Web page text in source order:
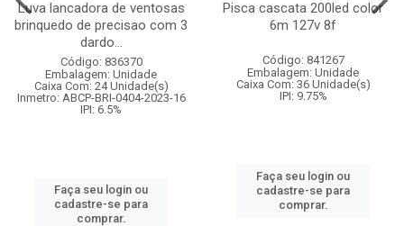
Luva lancadora de ventosas
brinquedo de precisao com 3
dardo...
Código: 836370
Embalagem: Unidade
Caixa Com: 24 Unidade(s)
Inmetro: ABCP-BRI-0404-2023-16
IPI: 6.5%
Faça seu login ou
cadastre-se para
comprar.
Pisca cascata 200led color
6m 127v 8f
Código: 841267
Embalagem: Unidade
Caixa Com: 36 Unidade(s)
IPI: 9.75%
Faça seu login ou
cadastre-se para
comprar.